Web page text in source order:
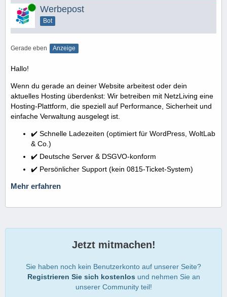
Online Werbepost
Bot
Gerade eben Anzeige
Hallo!
Wenn du gerade an deiner Website arbeitest oder dein
aktuelles Hosting überdenkst: Wir betreiben mit NetzLiving eine
Hosting-Plattform, die speziell auf Performance, Sicherheit und
einfache Verwaltung ausgelegt ist.
✔️ Schnelle Ladezeiten (optimiert für WordPress, WoltLab
& Co.)
✔️ Deutsche Server & DSGVO-konform
✔️ Persönlicher Support (kein 0815-Ticket-System)
Mehr erfahren
Jetzt mitmachen!
Sie haben noch kein Benutzerkonto auf unserer Seite?
Registrieren Sie sich kostenlos und nehmen Sie an
unserer Community teil!